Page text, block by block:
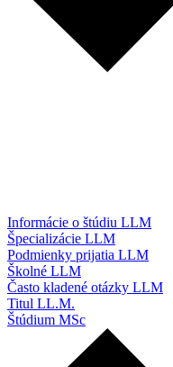
Informácie o štúdiu LLM
Špecializácie LLM
Podmienky prijatia LLM
Školné LLM
Často kladené otázky LLM
Titul LL.M.
Štúdium MSc